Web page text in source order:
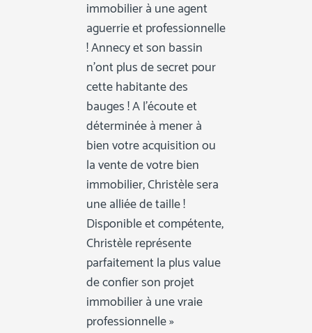
immobilier à une agent
aguerrie et professionnelle
! Annecy et son bassin
n’ont plus de secret pour
cette habitante des
bauges ! A l’écoute et
déterminée à mener à
bien votre acquisition ou
la vente de votre bien
immobilier, Christèle sera
une alliée de taille !
Disponible et compétente,
Christèle représente
parfaitement la plus value
de confier son projet
immobilier à une vraie
professionnelle »